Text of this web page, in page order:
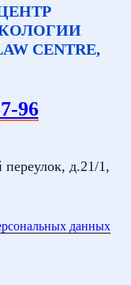
CENTRE,
96
д.21/1,
данных